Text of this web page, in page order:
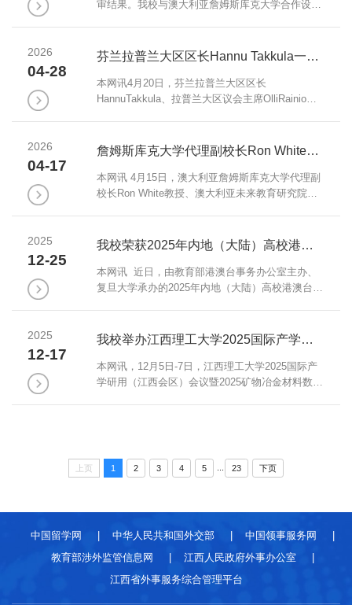
合尔总领馆总领事孙彦应邀出席了系列活动，我校
审结果。我校与澳大利亚詹姆斯库克大学合作设立
西省首个覆盖本科、硕士、博士三个办学层次的中
外合作办学机构。江西理工大学中澳智能制造学院
将充分依托双方高校优势学科资源，建立本硕博贯
通的人才培养体系。学院设在南昌校区，拟开设智
2026
04-28
芬兰拉普兰大区区长Hannu Takkula一行来访
本网讯4月20日，芬兰拉普兰大区区长
HannuTakkula、拉普兰大区议会主席OlliRainio一
府副秘书长刘冬良出席。校党委书记刘祖文，校党
委常委、副校长、矿产智能开发学部部长董冰岩出
席。科学技术研究院、矿产智能开发学部、矿业工
程学院、国际教育学院和国际交流与合作处相关负
2026
04-17
詹姆斯库克大学代理副校长Ron White、澳大利亚未来教育研究院大学执行董事王晶一行来访
本网讯 4月15日，澳大利亚詹姆斯库克大学代理副
校长Ron White教授、澳大利亚未来教育研究院大
开展座谈交流。校党委常委、副校长黄志繁、熊志
华出席并讲话。南昌校区管委会分管日常工作的副
主任兼南昌校区党委副书记潘春荣主持座谈会。我
校本科生院、研究生院、国际交流与合作处及商学
2025
12-25
我校荣获2025年内地（大陆）高校港澳台学生中华文化知识大赛“最佳组织奖”
本网讯 近日，由教育部港澳台事务办公室主办、
复旦大学承办的2025年内地（大陆）高校港澳台学
老师获评“优秀指导老师”，所有参加全国复赛的学
生均获得参赛证书。充分体现了学校在推动港澳台
学生文化交流、促进中华文化传承方面取得的扎实
成效。为做好赛事组织与备赛工作，我校港澳台事
2025
12-17
我校举办江西理工大学2025国际产学研用（江西会区）会议暨2025矿物冶金材料数智化国际青年学者论坛
本网讯，12月5日-7日，江西理工大学2025国际产
学研用（江西会区）会议暨2025矿物冶金材料数智
际创新研究院、高性能钢铁合金材料江西省重点实
验室、植入医疗器械增材制造江西省重点实验室承
上页 1 2 3 4 5 23 下页
中国留学网 | 中华人民共和国外交部 | 中国领事服务网
|
教育部涉外监管信息网
| 江西人民政府外事办公室
|
江西省外事服务综合管理平台